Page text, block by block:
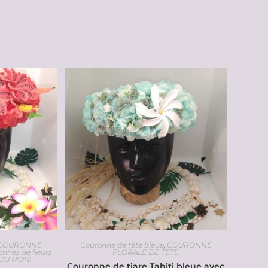
de fleurs
MOIS
Couronne de tête bleue, COURONNE
FLORALE DE TETE